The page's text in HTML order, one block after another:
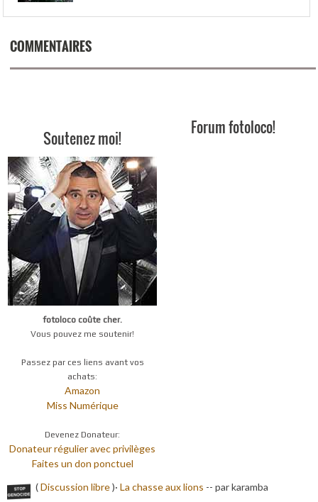
COMMENTAIRES
Soutenez moi!
fotoloco coûte cher.
Vous pouvez me soutenir!
Passez par ces liens avant vos
achats:
Amazon
Miss Numérique
Devenez Donateur:
Donateur régulier avec privilèges
Faites un don ponctuel
Forum fotoloco!
(Discussion libre)· La chasse aux lions -- par karamba